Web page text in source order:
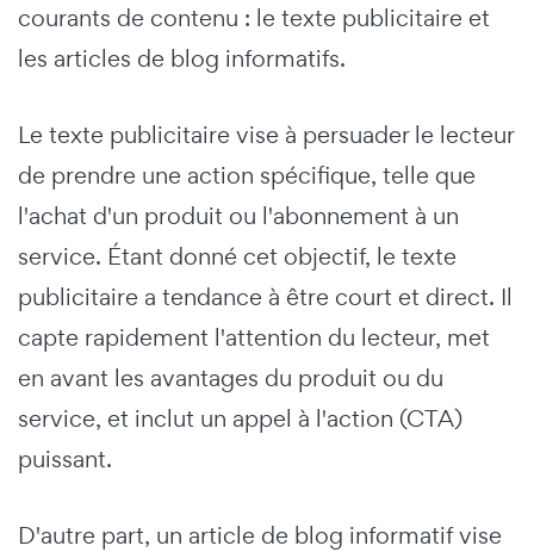
courants de contenu : le texte publicitaire et
les articles de blog informatifs.
Le texte publicitaire vise à persuader le lecteur
de prendre une action spécifique, telle que
l'achat d'un produit ou l'abonnement à un
service. Étant donné cet objectif, le texte
publicitaire a tendance à être court et direct. Il
capte rapidement l'attention du lecteur, met
en avant les avantages du produit ou du
service, et inclut un appel à l'action (CTA)
puissant.
D'autre part, un article de blog informatif vise